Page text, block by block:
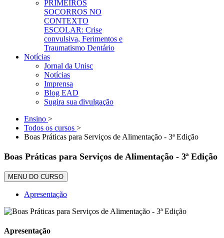
PRIMEIROS
SOCORROS NO
CONTEXTO
ESCOLAR: Crise
convulsiva, Ferimentos e
Traumatismo Dentário
Notícias
Jornal da Unisc
Notícias
Imprensa
Blog EAD
Sugira sua divulgação
Ensino >
Todos os cursos >
Boas Práticas para Serviços de Alimentação - 3ª Edição
Boas Práticas para Serviços de Alimentação - 3ª Edição
MENU DO CURSO
Apresentação
Apresentação